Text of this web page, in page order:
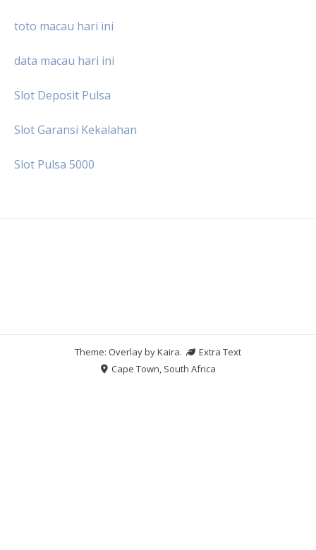
toto macau hari ini
data macau hari ini
Slot Deposit Pulsa
Slot Garansi Kekalahan
Slot Pulsa 5000
Theme: Overlay byKaira.
Extra Text
Cape Town, South Africa